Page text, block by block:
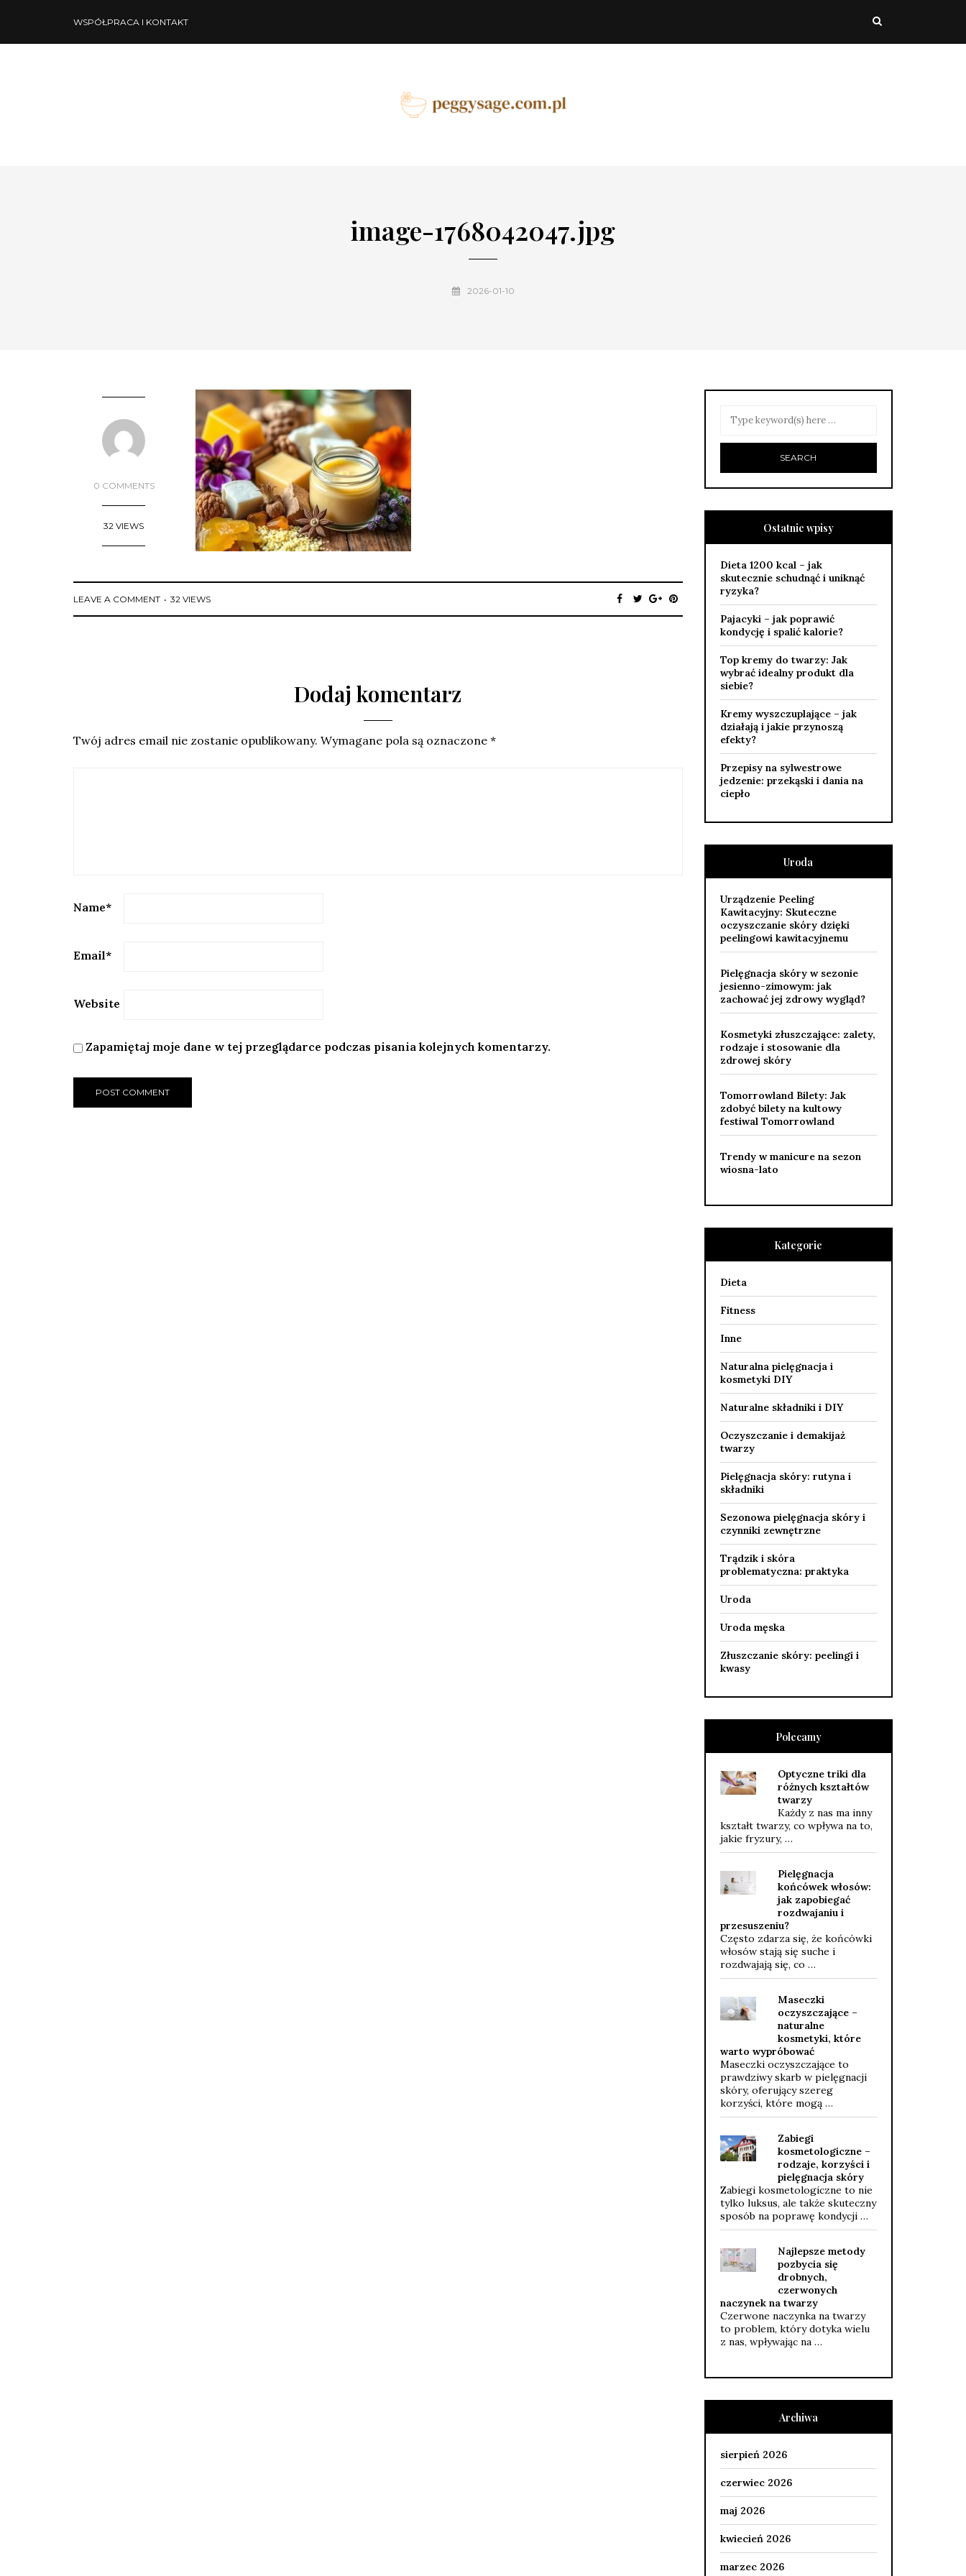
WSPÓŁPRACA I KONTAKT
image-1768042047.jpg
2026-01-10
0 COMMENTS
32 VIEWS
LEAVE A COMMENT 32 VIEWS
Dodaj komentarz
Twój adres email nie zostanie opublikowany. Wymagane pola są oznaczone *
Name*
Email*
Website
Zapamiętaj moje dane w tej przeglądarce podczas pisania kolejnych komentarzy.
Ostatnie wpisy
Dieta 1200 kcal – jak
skutecznie schudnąć i uniknąć
ryzyka?
Pajacyki – jak poprawić
kondycję i spalić kalorie?
Top kremy do twarzy: Jak
wybrać idealny produkt dla
siebie?
Kremy wyszczuplające – jak
działają i jakie przynoszą
efekty?
Przepisy na sylwestrowe
jedzenie: przekąski i dania na
ciepło
Uroda
Urządzenie Peeling
Kawitacyjny: Skuteczne
oczyszczanie skóry dzięki
peelingowi kawitacyjnemu
Pielęgnacja skóry w sezonie
jesienno-zimowym: jak
zachować jej zdrowy wygląd?
Kosmetyki złuszczające: zalety,
rodzaje i stosowanie dla
zdrowej skóry
Tomorrowland Bilety: Jak
zdobyć bilety na kultowy
festiwal Tomorrowland
Trendy w manicure na sezon
wiosna-lato
Kategorie
Dieta
Fitness
Inne
Naturalna pielęgnacja i
kosmetyki DIY
Naturalne składniki i DIY
Oczyszczanie i demakijaż
twarzy
Pielęgnacja skóry: rutyna i
składniki
Sezonowa pielęgnacja skóry i
czynniki zewnętrzne
Trądzik i skóra
problematyczna: praktyka
Uroda
Uroda męska
Złuszczanie skóry: peelingi i
kwasy
Polecamy
Optyczne triki dla
różnych kształtów
twarzy
Każdy z nas ma inny
kształt twarzy, co wpływa na to,
jakie fryzury, …
Pielęgnacja
końcówek włosów:
jak zapobiegać
rozdwajaniu i
przesuszeniu?
Często zdarza się, że końcówki
włosów stają się suche i
rozdwajają się, co …
Maseczki
oczyszczające –
naturalne
kosmetyki, które
warto wypróbować
Maseczki oczyszczające to
prawdziwy skarb w pielęgnacji
skóry, oferujący szereg
korzyści, które mogą …
Zabiegi
kosmetologiczne –
rodzaje, korzyści i
pielęgnacja skóry
Zabiegi kosmetologiczne to nie
tylko luksus, ale także skuteczny
sposób na poprawę kondycji …
Najlepsze metody
pozbycia się
drobnych,
czerwonych
naczynek na twarzy
Czerwone naczynka na twarzy
to problem, który dotyka wielu
z nas, wpływając na …
Archiwa
sierpień 2026
czerwiec 2026
maj 2026
kwiecień 2026
marzec 2026